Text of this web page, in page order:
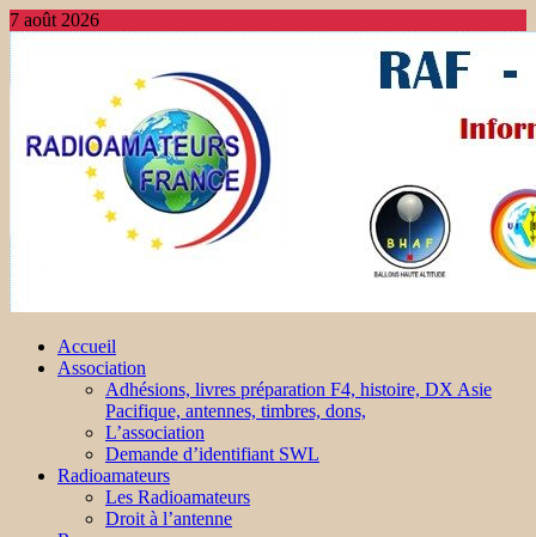
7 août 2026
Accueil
Association
Adhésions, livres préparation F4, histoire, DX Asie
Pacifique, antennes, timbres, dons,
L’association
Demande d’identifiant SWL
Radioamateurs
Les Radioamateurs
Droit à l’antenne